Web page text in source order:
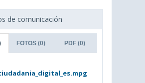
de comunicación
FOTOS (0) PDF (0)